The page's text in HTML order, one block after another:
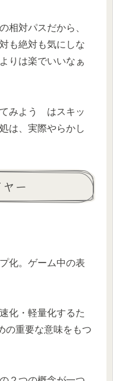
相対パスだから、
も絶対も気にしな
りは楽でいいなぁ
みよう はスキッ
は、実際やらかし
ー
化。ゲーム中の表
化・軽量化するた
の重要な意味をもつ